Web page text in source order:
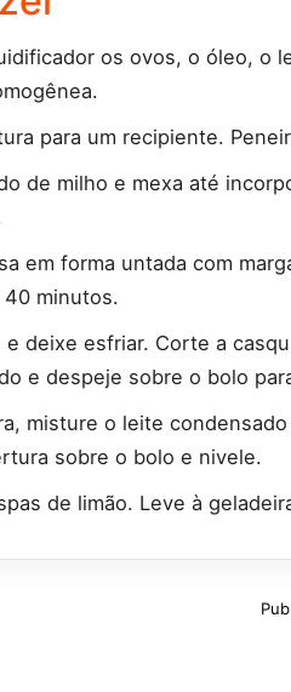
os ovos, o óleo, o
para um recipiente.
de milho e mexa até
em forma untada com
40 minutos.
e deixe esfriar. Corte a
e despeje sobre o bolo
misture o leite
sobre o bolo e nivele.
de limão. Leve à